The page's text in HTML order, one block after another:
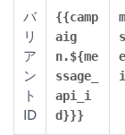
バ
リ
ア
ン
ト
ID
{{camp
aig
n.${me
ssage_
api_i
d}}}